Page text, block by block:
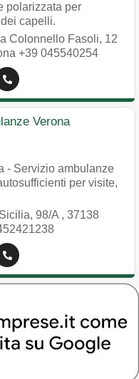
polarizzata per
capelli.
Colonnello Fasoli, 12
+39 045540254
Verona
- Servizio ambulanze
per visite,
98/A , 37138